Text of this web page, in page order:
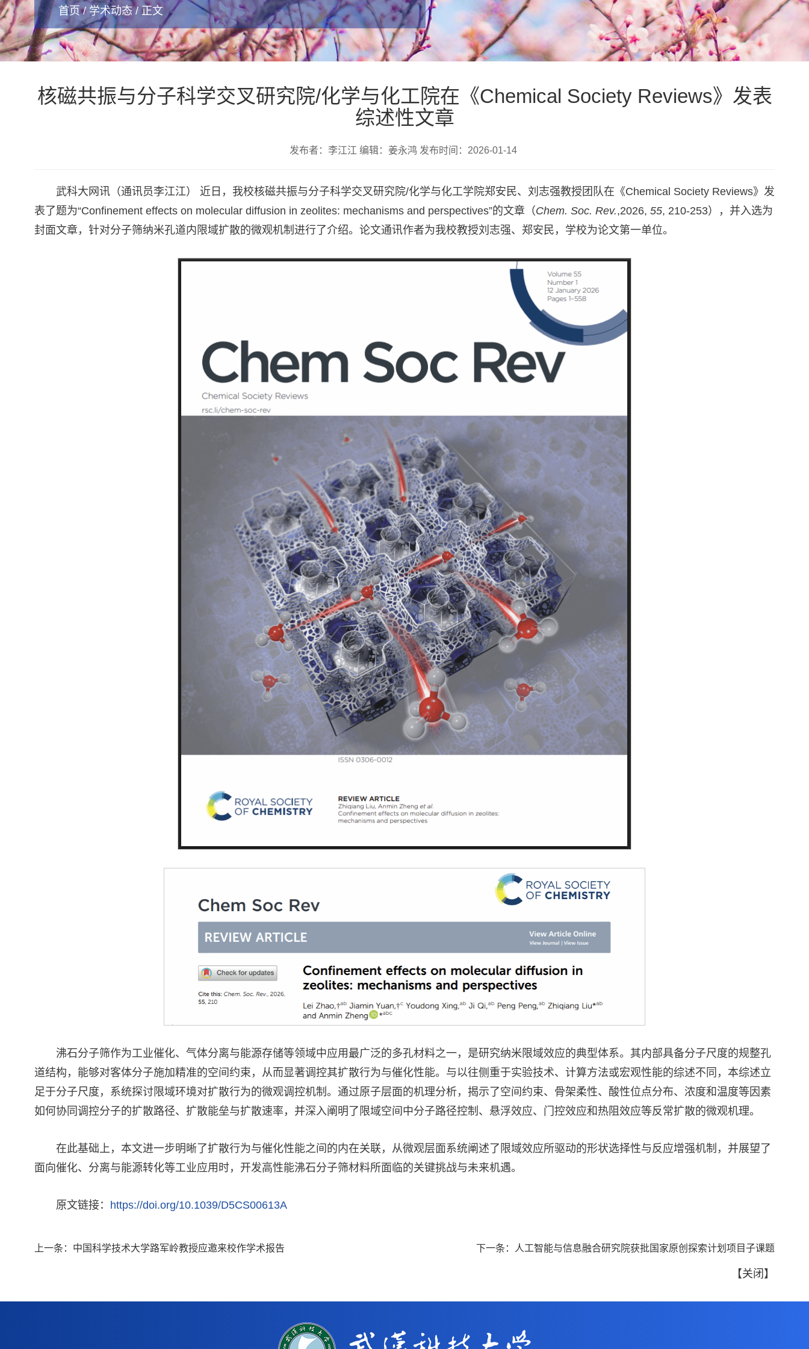
首页/ 学术动态/ 正文
核磁共振与分子科学交叉研究院/化学与化工院在《Chemical Society Reviews》发表
综述性文章
发布者：李江江 编辑：姜永鸿 发布时间：2026-01-14
武科大网讯（通讯员李江江） 近日，我校核磁共振与分子科学交叉研究院/化学与化工学院郑安民、刘志强教授团队在《Chemical Society Reviews》发
表了题为“Confinement effects on molecular diffusion in zeolites: mechanisms and perspectives”的文章（Chem. Soc. Rev.,2026, 55, 210-253），并入选为
封面文章，针对分子筛纳米孔道内限域扩散的微观机制进行了介绍。论文通讯作者为我校教授刘志强、郑安民，学校为论文第一单位。
沸石分子筛作为工业催化、气体分离与能源存储等领域中应用最广泛的多孔材料之一，是研究纳米限域效应的典型体系。其内部具备分子尺度的规整孔
道结构，能够对客体分子施加精准的空间约束，从而显著调控其扩散行为与催化性能。与以往侧重于实验技术、计算方法或宏观性能的综述不同，本综述立
足于分子尺度，系统探讨限域环境对扩散行为的微观调控机制。通过原子层面的机理分析，揭示了空间约束、骨架柔性、酸性位点分布、浓度和温度等因素
如何协同调控分子的扩散路径、扩散能垒与扩散速率，并深入阐明了限域空间中分子路径控制、悬浮效应、门控效应和热阻效应等反常扩散的微观机理。
在此基础上，本文进一步明晰了扩散行为与催化性能之间的内在关联，从微观层面系统阐述了限域效应所驱动的形状选择性与反应增强机制，并展望了
面向催化、分离与能源转化等工业应用时，开发高性能沸石分子筛材料所面临的关键挑战与未来机遇。
原文链接： https://doi.org/10.1039/D5CS00613A
上一条： 中国科学技术大学路军岭教授应邀来校作学术报告 下一条： 人工智能与信息融合研究院获批国家原创探索计划项目子课题
【关闭 】